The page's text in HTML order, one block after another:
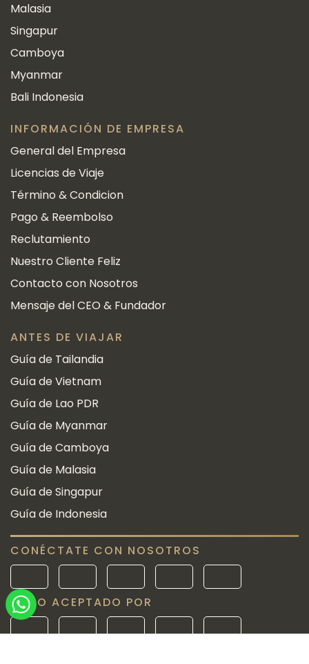
Malasia
Singapur
Camboya
Myanmar
Bali Indonesia
INFORMACIÓN DE EMPRESA
General del Empresa
Licencias de Viaje
Término & Condicion
Pago & Reembolso
Reclutamiento
Nuestro Cliente Feliz
Contacto con Nosotros
Mensaje del CEO & Fundador
ANTES DE VIAJAR
Guía de Tailandia
Guía de Vietnam
Guía de Lao PDR
Guía de Myanmar
Guía de Camboya
Guía de Malasia
Guía de Singapur
Guía de Indonesia
CONÉCTATE CON NOSOTROS
PAGO ACEPTADO POR